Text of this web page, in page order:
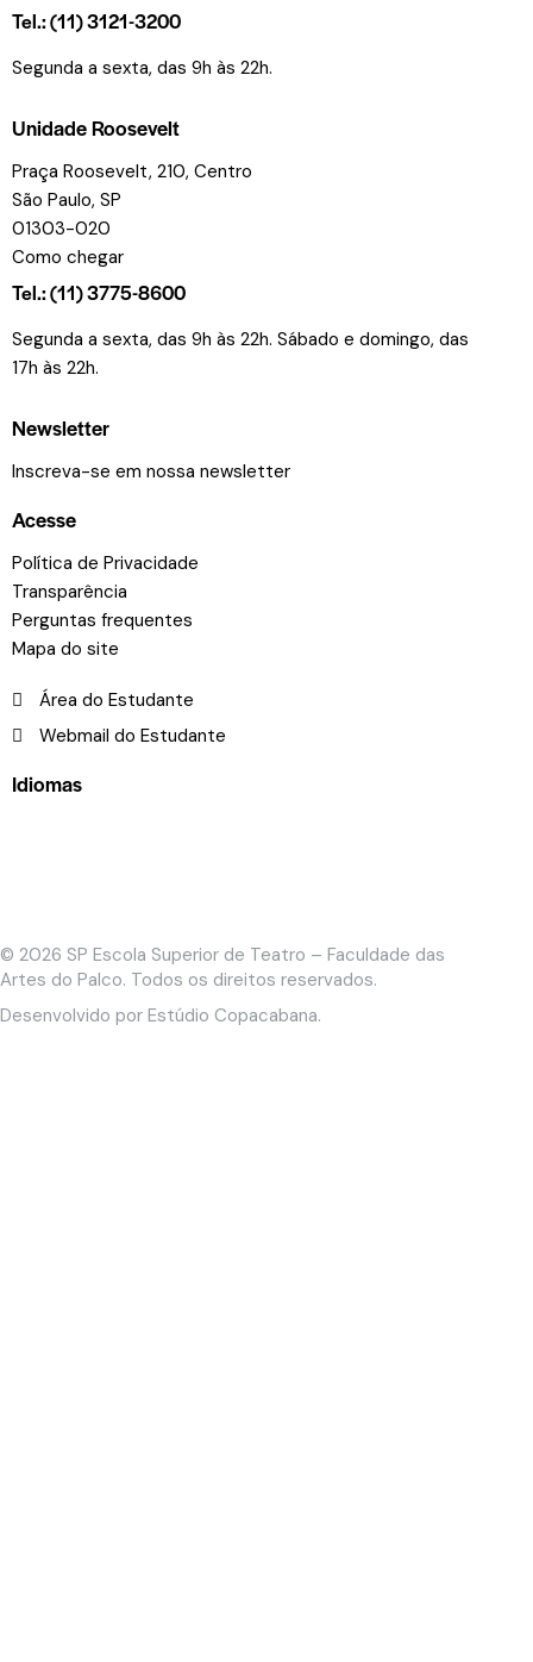
Tel.: (11) 3121-3200
Segunda a sexta, das 9h às 22h.
Unidade Roosevelt
Praça Roosevelt, 210, Centro
São Paulo, SP
01303-020
Como chegar
Tel.: (11) 3775-8600
Segunda a sexta, das 9h às 22h. Sábado e domingo, das
17h às 22h.
Newsletter
Inscreva-se em nossa newsletter
Acesse
Política de Privacidade
Transparência
Perguntas frequentes
Mapa do site
Área do Estudante
Webmail do Estudante
Idiomas
© 2026 SP Escola Superior de Teatro – Faculdade das
Artes do Palco. Todos os direitos reservados.
Desenvolvido por Estúdio Copacabana.